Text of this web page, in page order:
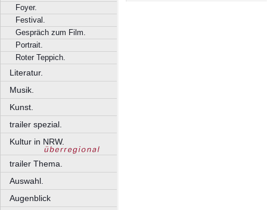
Foyer.
Festival.
Gespräch zum Film.
Portrait.
Roter Teppich.
Literatur.
Musik.
Kunst.
trailer spezial.
Kultur in NRW.
trailer Thema.
Auswahl.
Augenblick